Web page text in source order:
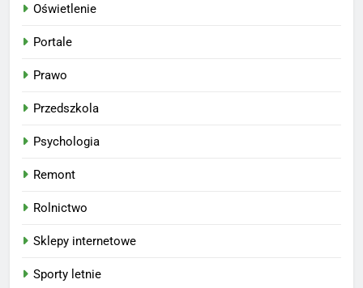
Oświetlenie
Portale
Prawo
Przedszkola
Psychologia
Remont
Rolnictwo
Sklepy internetowe
Sporty letnie